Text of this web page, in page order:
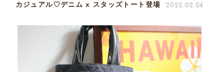
カジュアル♡デニム x スタッズトート登場 2022.02.06